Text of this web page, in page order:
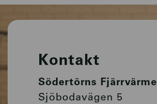
Kontakt
Södertörns Fjärrvärme
Sjöbodavägen 5